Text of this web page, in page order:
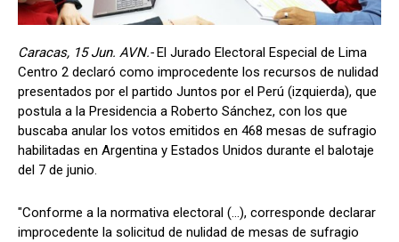
Caracas, 15 Jun. AVN.-El Jurado Electoral Especial de Lima
Centro 2 declaró como improcedente los recursos de nulidad
presentados por el partido Juntos por el Perú (izquierda), que
postula a la Presidencia a Roberto Sánchez, con los que
buscaba anular los votos emitidos en 468 mesas de sufragio
habilitadas en Argentina y Estados Unidos durante el balotaje
del 7 de junio.
"Conforme a la normativa electoral (...), corresponde declarar
improcedente la solicitud de nulidad de mesas de sufragio